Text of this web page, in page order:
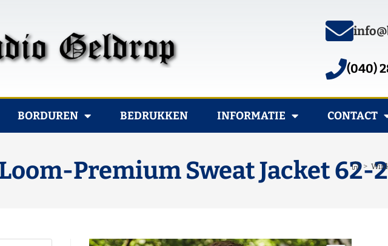
(040)
BORDUREN BEDRUKKEN INFORMATIE CONTACT
Premium Sweat Jacket 62-
>